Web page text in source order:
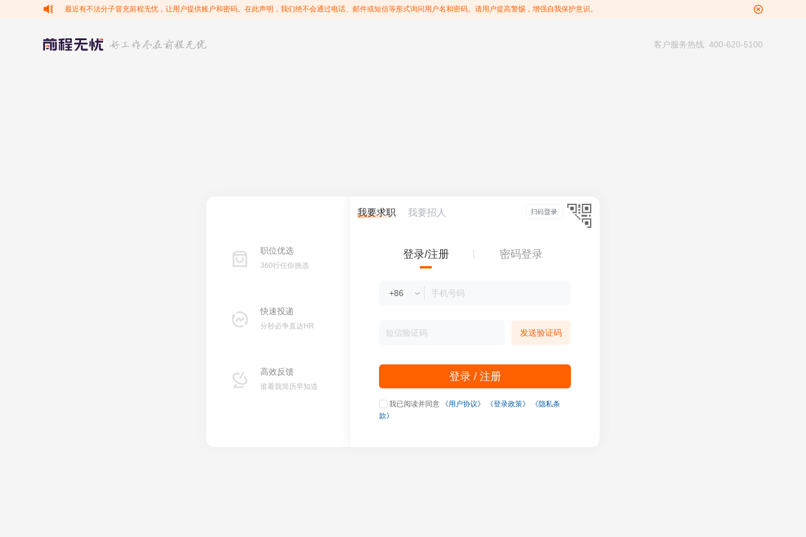
最近有不法分子冒充前程无忧，让用户提供账户和密码。在此声明，我们绝不会通过电话、邮件或短信等形式询问用户名和密码。请用户提高警惕，增强自我保护意识。
客户服务热线: 400-620-5100
职位优选
360行任你挑选
快速投递
分秒必争直达HR
高效反馈
谁看我简历早知道
我要求职 我要招人
登录/注册 密码登录
发送验证码
登录 / 注册
我已阅读并同意 《用户协议》 《登录政策》
《隐私条
款》